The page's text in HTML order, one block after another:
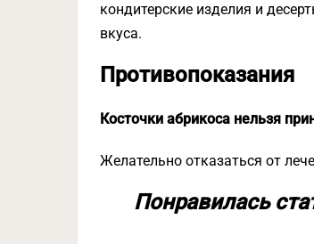
кондитерские изделия и
вкуса.
Противопоказания
Косточки абрикоса нельзя
Желательно отказаться от
Понравилась